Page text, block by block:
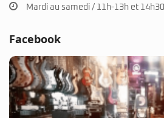
Mardi au samedi / 11h-13h et
Facebook